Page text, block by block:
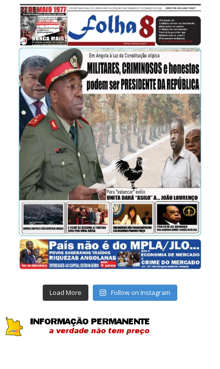
Load More Follow on Instagram